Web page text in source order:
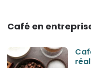
Café en